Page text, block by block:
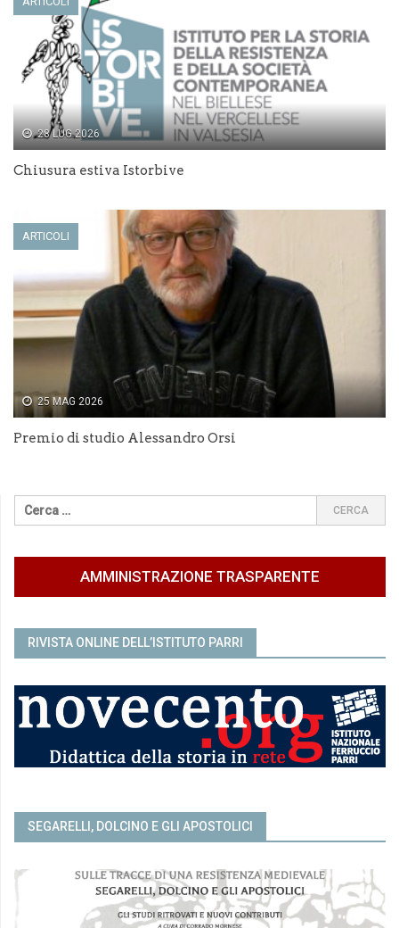
a
)
28 LUG 2026
Chiusura estiva Istorbive
ARTICOLI
25 MAG 2026
Premio di studio Alessandro Orsi
AMMINISTRAZIONE TRASPARENTE
RIVISTA ONLINE DELL’ISTITUTO PARRI
SEGARELLI, DOLCINO E GLI APOSTOLICI